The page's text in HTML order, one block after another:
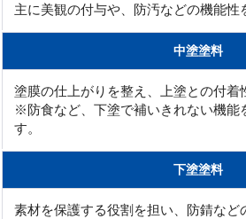
主に美観の付与や、防汚などの機能性
中塗塗料
塗膜の仕上がりを整え、上塗との付着
※防食など、下塗で補いきれない機能
す。
下塗塗料
素材を保護する役割を担い、防錆など